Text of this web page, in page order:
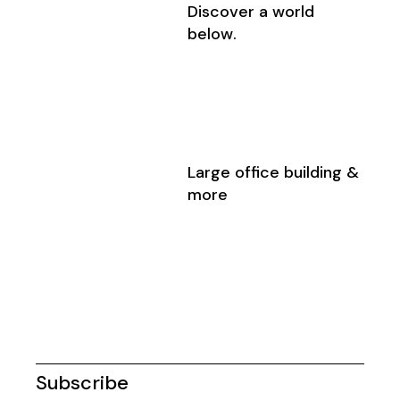
Discover a world
below.
Large office building &
more
Subscribe